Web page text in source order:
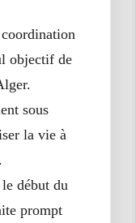
objectif de
sous
la vie à
début du
prompt